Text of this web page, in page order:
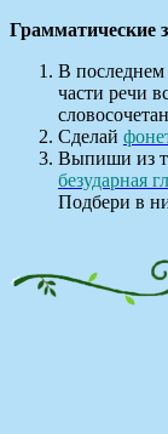
Грамматические
В
части речи
Сделай
Выпиши из
безударная
Подбери в